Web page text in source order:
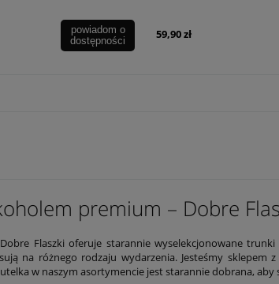
powiadom o
dostępności
59,90 zł
premium – Dobre
Flaszki oferuje starannie wyselekcjonowane
na różnego rodzaju wydarzenia. Jesteśmy
w naszym asortymencie jest starannie dobrana,